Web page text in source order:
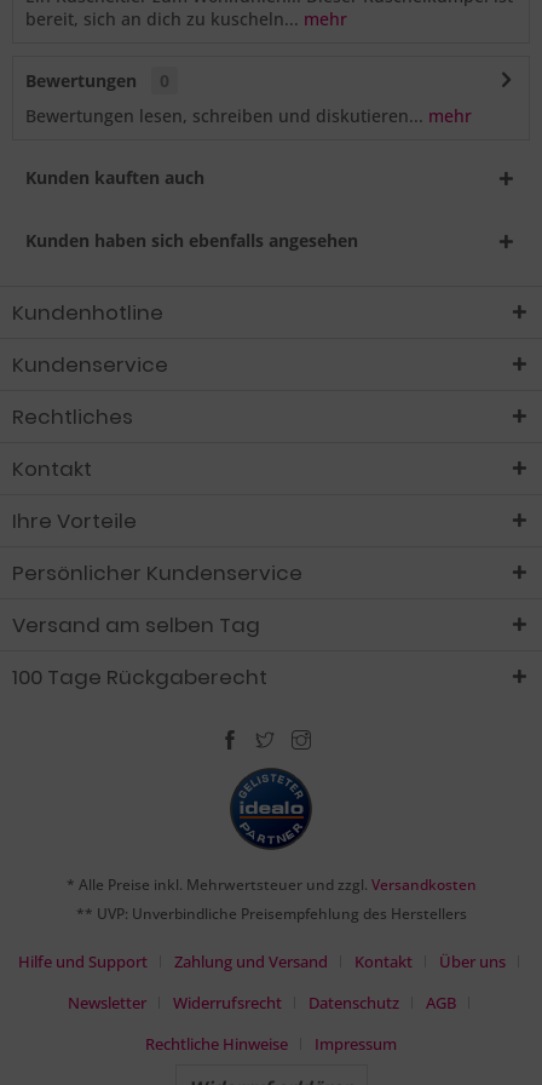
bereit, sich an dich zu kuscheln... mehr
Bewertungen
0
Bewertungen lesen, schreiben und diskutieren... mehr
Kunden kauften auch
Kunden haben sich ebenfalls angesehen
Kundenhotline
Kundenservice
Rechtliches
Kontakt
Ihre Vorteile
Persönlicher Kundenservice
Versand am selben Tag
100 Tage Rückgaberecht
* Alle Preise inkl. Mehrwertsteuer und zzgl. Versandkosten
** UVP: Unverbindliche Preisempfehlung des Herstellers
Hilfe und Support Zahlung und Versand Kontakt
Über uns
Newsletter
Widerrufsrecht Datenschutz
AGB
Rechtliche Hinweise
Impressum